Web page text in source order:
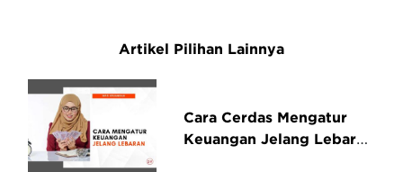
Artikel Pilihan Lainnya
Cara Cerdas Mengatur
Keuangan Jelang Lebaran